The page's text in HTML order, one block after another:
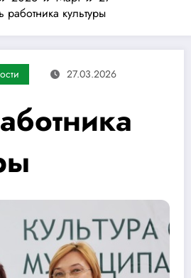
работника культуры
27.03.2026